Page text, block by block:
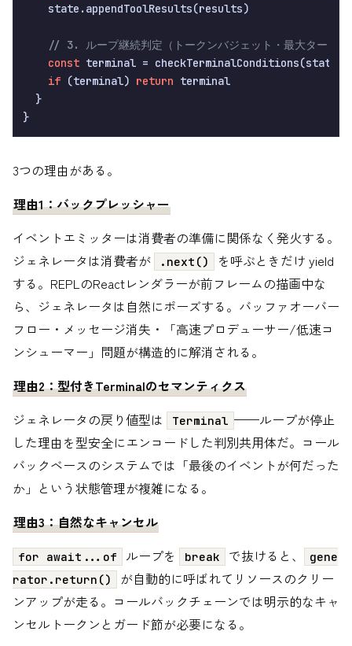
    state.appendToolResults(results)
// 3. ループ継続判定（トークンバジェット・最大ターン等
const terminal = checkTerminalConditions(state)
if (terminal) return terminal
  }
3つの理由がある。
理由1：バックプレッシャー
イベントエミッターは消費者の準備に関係なく発火する。
ジェネレータは消費者が
.next()
を呼ぶときだけ yield
する。REPLのReactレンダラーが前フレームの描画中な
ら、ジェネレータは自然にポーズする。バッファオーバー
フロー・メッセージ消失・「高速プロデューサー/低速コ
ンシューマー」問題が構造的に解消される。
理由2：型付きTerminalのセマンティクス
ジェネレータの戻り値型は
Terminal ——ループが停止
した理由を型安全にエンコードした判別共用体だ。コール
バックベースのシステムでは「最後のイベントが何だった
か」という状態管理が複雑になる。
理由3：自然なキャンセル
for await...of ループを break で抜けると、
gene
rator.return()
が自動的に呼ばれてリソースのクリー
ンアップが走る。コールバックチェーンでは明示的なキャ
ンセルトークンとガード節が必要になる。